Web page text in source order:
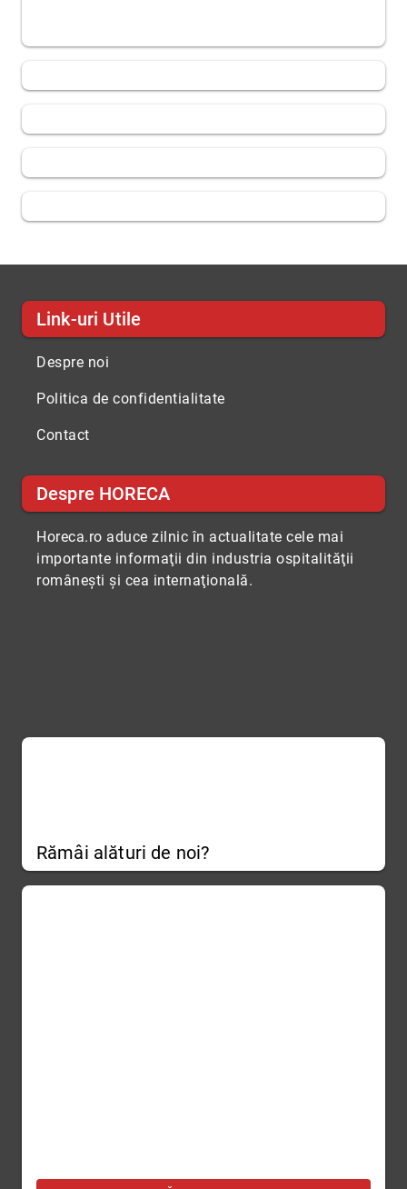
Link-uri Utile
Despre noi
Politica de confidentialitate
Contact
Despre HORECA
Horeca.ro aduce zilnic în actualitate cele mai
importante informaţii din industria ospitalităţii
româneşti şi cea internaţională.
Rămâi alături de noi?